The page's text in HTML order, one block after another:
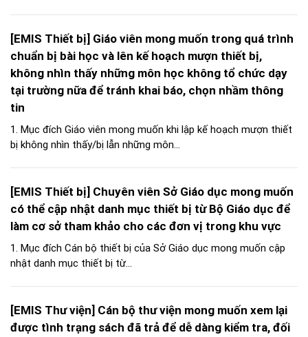
[EMIS Thiết bị] Giáo viên mong muốn trong quá trình
chuẩn bị bài học và lên kế hoạch mượn thiết bị,
không nhìn thấy những môn học không tổ chức dạy
tại trường nữa để tránh khai báo, chọn nhầm thông
tin
1. Mục đích Giáo viên mong muốn khi lập kế hoạch mượn thiết
bị không nhìn thấy/bị lẫn những môn...
[EMIS Thiết bị] Chuyên viên Sở Giáo dục mong muốn
có thể cập nhật danh mục thiết bị từ Bộ Giáo dục để
làm cơ sở tham khảo cho các đơn vị trong khu vực
1. Mục đích Cán bộ thiết bị của Sở Giáo dục mong muốn cập
nhật danh mục thiết bị từ...
[EMIS Thư viện] Cán bộ thư viện mong muốn xem lại
được tình trạng sách đã trả để dễ dàng kiểm tra, đối